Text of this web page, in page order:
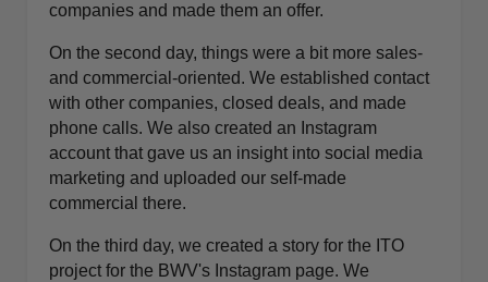
companies and made them an offer.
On the second day, things were a bit more sales-
and commercial-oriented. We established contact
with other companies, closed deals, and made
phone calls. We also created an Instagram
account that gave us an insight into social media
marketing and uploaded our self-made
commercial there.
On the third day, we created a story for the ITO
project for the BWV's Instagram page. We